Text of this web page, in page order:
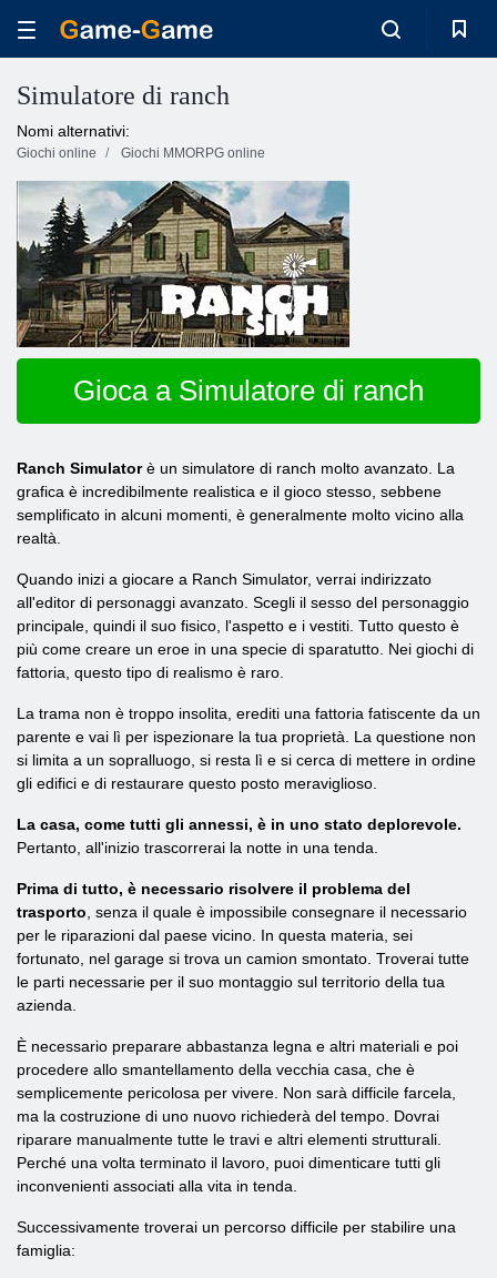
Simulatore di ranch
Nomi alternativi:
Giochi online Giochi MMORPG online
Gioca a Simulatore di ranch
Ranch Simulatorè un simulatore di ranch molto avanzato. La
grafica è incredibilmente realistica e il gioco stesso, sebbene
semplificato in alcuni momenti, è generalmente molto vicino alla
realtà.
Quando inizi a giocare a Ranch Simulator, verrai indirizzato
all'editor di personaggi avanzato. Scegli il sesso del personaggio
principale, quindi il suo fisico, l'aspetto e i vestiti. Tutto questo è
più come creare un eroe in una specie di sparatutto. Nei giochi di
fattoria, questo tipo di realismo è raro.
La trama non è troppo insolita, erediti una fattoria fatiscente da un
parente e vai lì per ispezionare la tua proprietà. La questione non
si limita a un sopralluogo, si resta lì e si cerca di mettere in ordine
gli edifici e di restaurare questo posto meraviglioso.
La casa, come tutti gli annessi, è in uno stato deplorevole.
Pertanto, all'inizio trascorrerai la notte in una tenda.
Prima di tutto, è necessario risolvere il problema del
trasporto , senza il quale è impossibile consegnare il necessario
per le riparazioni dal paese vicino. In questa materia, sei
fortunato, nel garage si trova un camion smontato. Troverai tutte
le parti necessarie per il suo montaggio sul territorio della tua
azienda.
È necessario preparare abbastanza legna e altri materiali e poi
procedere allo smantellamento della vecchia casa, che è
semplicemente pericolosa per vivere. Non sarà difficile farcela,
ma la costruzione di uno nuovo richiederà del tempo. Dovrai
riparare manualmente tutte le travi e altri elementi strutturali.
Perché una volta terminato il lavoro, puoi dimenticare tutti gli
inconvenienti associati alla vita in tenda.
Successivamente troverai un percorso difficile per stabilire una
famiglia: